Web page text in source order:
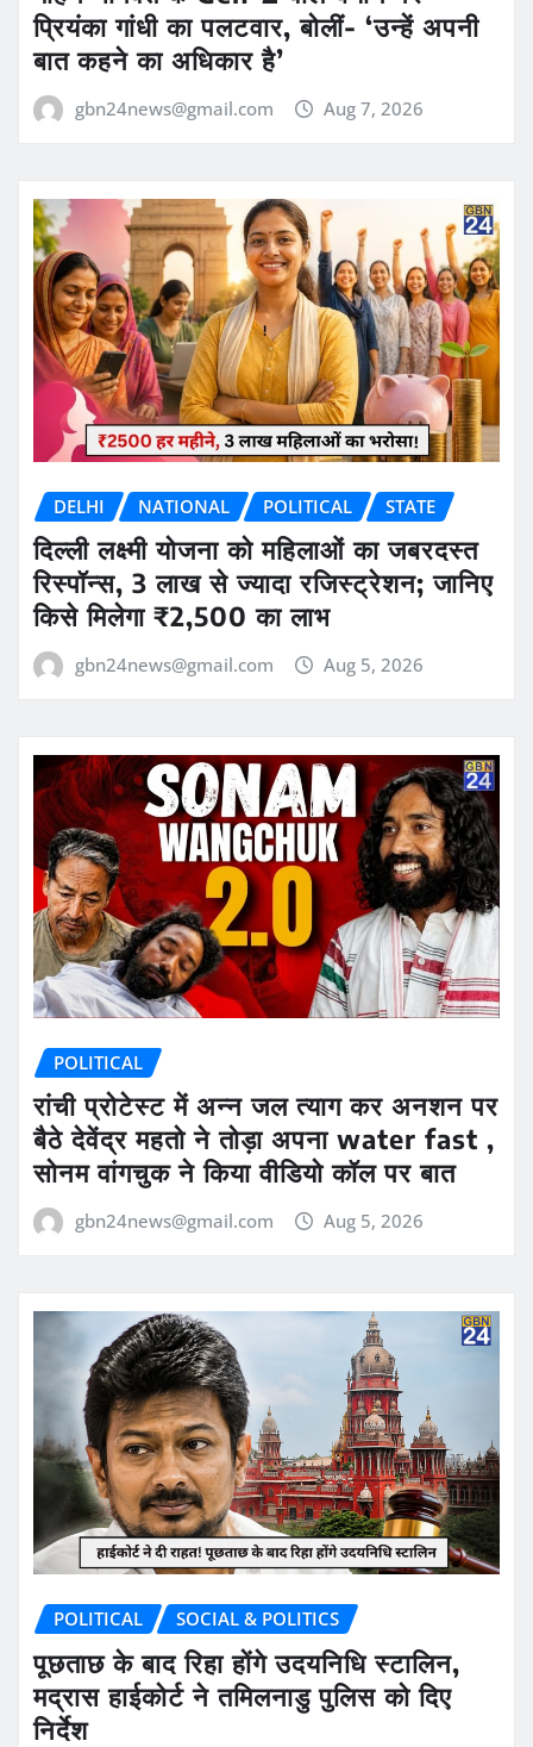
प्रियंका गांधी का पलटवार, बोलीं- ‘उन्हें अपनी
बात कहने का अधिकार है’
gbn24news@gmail.com Aug 7, 2026
DELHI NATIONAL POLITICAL STATE
दिल्ली लक्ष्मी योजना को महिलाओं का जबरदस्त
रिस्पॉन्स, 3 लाख से ज्यादा रजिस्ट्रेशन; जानिए
किसे मिलेगा ₹2,500 का लाभ
gbn24news@gmail.com Aug 5, 2026
POLITICAL
रांची प्रोटेस्ट में अन्न जल त्याग कर अनशन पर
बैठे देवेंद्र महतो ने तोड़ा अपना water fast ,
सोनम वांगचुक ने किया वीडियो कॉल पर बात
gbn24news@gmail.com Aug 5, 2026
POLITICAL SOCIAL & POLITICS
पूछताछ के बाद रिहा होंगे उदयनिधि स्टालिन,
मद्रास हाईकोर्ट ने तमिलनाडु पुलिस को दिए
निर्देश